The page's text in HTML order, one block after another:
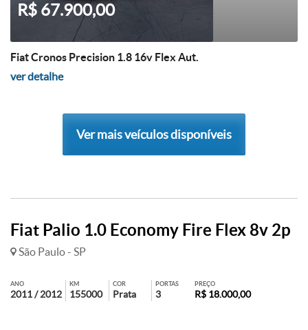
R$ 67.900,00
Fiat Cronos Precision 1.8 16v Flex Aut.
ver detalhe
Ver mais veículos disponíveis
Fiat Palio 1.0 Economy Fire Flex 8v 2p
São Paulo - SP
ANO
2011 / 2012
KM
155000
COR
Prata
PORTAS
3
PREÇO
R$ 18.000,00